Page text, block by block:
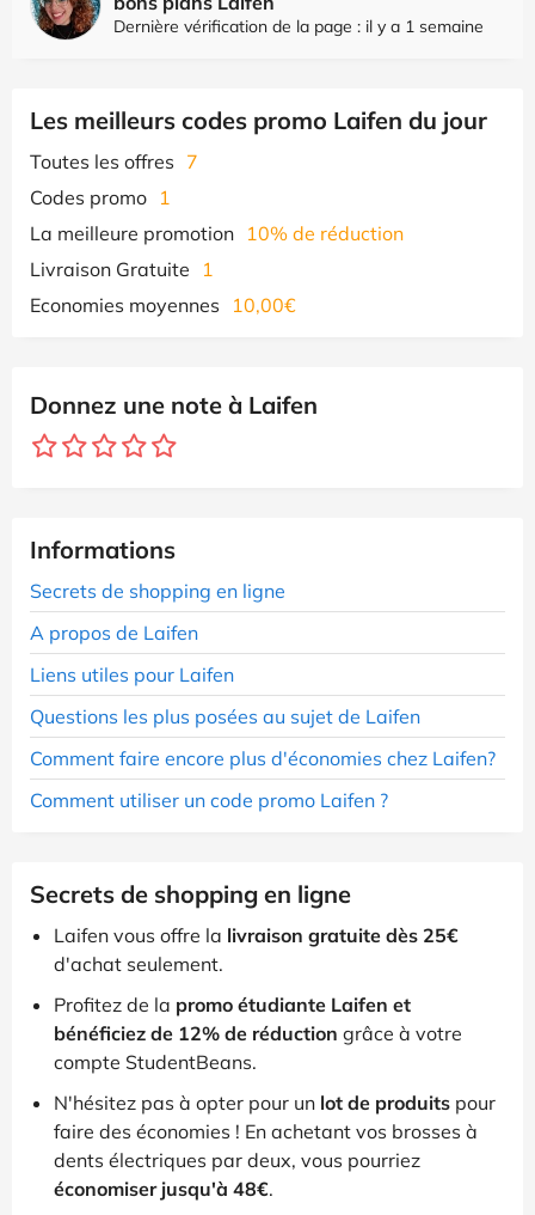
Dernière vérification de la page : il y a 1 semaine
Les meilleurs codes promo Laifen du jour
Toutes les offres 7
Codes promo 1
La meilleure promotion 10% de réduction
Livraison Gratuite
1
Economies moyennes
10,00€
Donnez une note à Laifen
Informations
Secrets de shopping en ligne
A propos de Laifen
Liens utiles pour Laifen
Questions les plus posées au sujet de Laifen
Comment faire encore plus d'économies chez Laifen?
Comment utiliser un code promo Laifen ?
Secrets de shopping en ligne
Laifen vous offre la livraison gratuite dès 25€
d'achat seulement.
Profitez de la promo étudiante Laifen et
bénéficiez de 12% de réduction grâce à votre
compte StudentBeans.
N'hésitez pas à opter pour un lot de produits pour
faire des économies ! En achetant vos brosses à
dents électriques par deux, vous pourriez
économiser jusqu'à 48€.